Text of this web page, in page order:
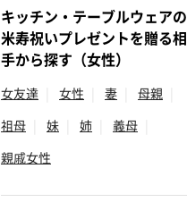
キッチン・テーブルウェアの
米寿祝いプレゼントを贈る相
手から探す（女性）
女友達 女性 妻 母親
祖母
妹 姉 義母
親戚女性